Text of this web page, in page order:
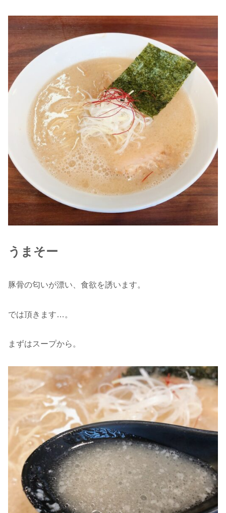
うまそー
豚骨の匂いが漂い、食欲を誘います。
では頂きます…。
まずはスープから。